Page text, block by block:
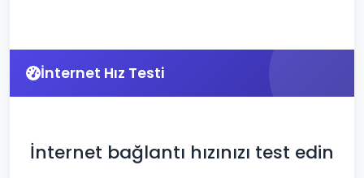
İnternet Hız Testi
İnternet bağlantı hızınızı test edin